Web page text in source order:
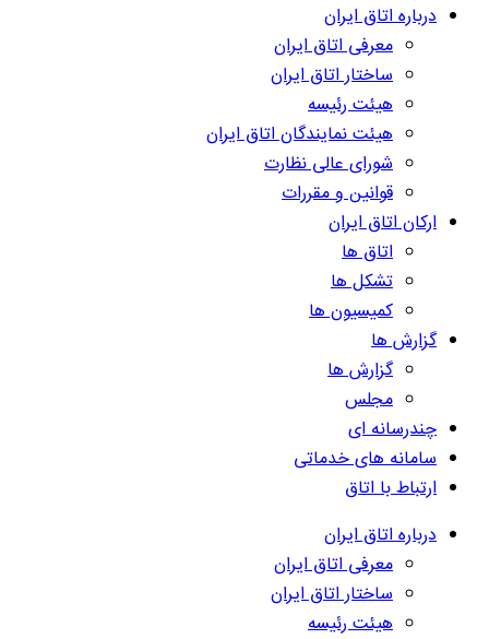
درباره اتاق ایران
معرفی اتاق ایران
ساختار اتاق ایران
هیئت رئیسه
هیئت نمایندگان اتاق ایران
شورای عالی نظارت
قوانین و مقررات
ارکان اتاق ایران
اتاق ها
تشکل ها
کمیسیون ها
گزارش ها
گزارش ها
مجلس
چندرسانه ای
سامانه های خدماتی
ارتباط با اتاق
درباره اتاق ایران
معرفی اتاق ایران
ساختار اتاق ایران
هیئت رئیسه